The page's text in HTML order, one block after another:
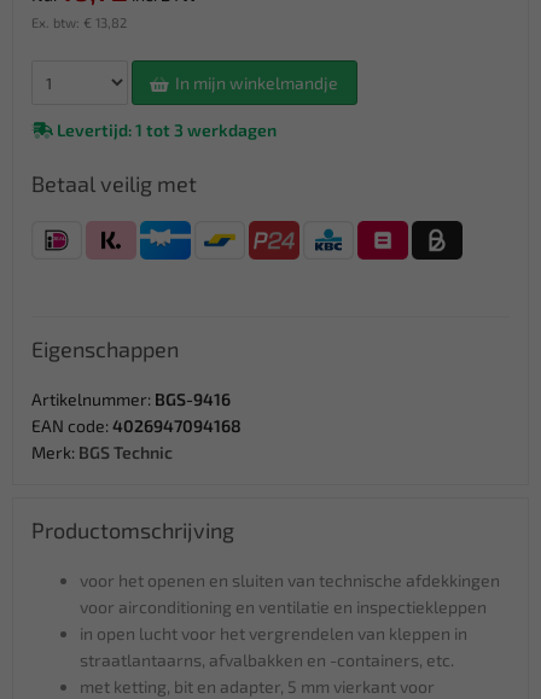
Ex. btw: € 13,82
In mijn winkelmandje
Levertijd: 1 tot 3 werkdagen
Betaal veilig met
Eigenschappen
Artikelnummer: BGS-9416
EAN code: 4026947094168
Merk: BGS Technic
Productomschrijving
voor het openen en sluiten van technische afdekkingen
voor airconditioning en ventilatie en inspectiekleppen
in open lucht voor het vergrendelen van kleppen in
straatlantaarns, afvalbakken en -containers, etc.
met ketting, bit en adapter, 5 mm vierkant voor